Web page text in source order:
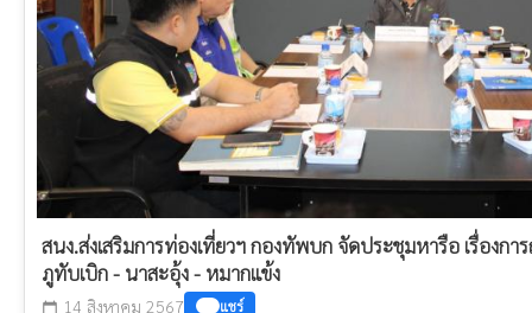
สนง.ส่งเสริมการท่องเที่ยวฯ กองทัพบก จัดประชุมหารือ เรื่องกา
ภูทับเบิก - นาสะอุ้ง - หมากแข้ง
calendar_today 14 สิงหาคม 2567 แชร์